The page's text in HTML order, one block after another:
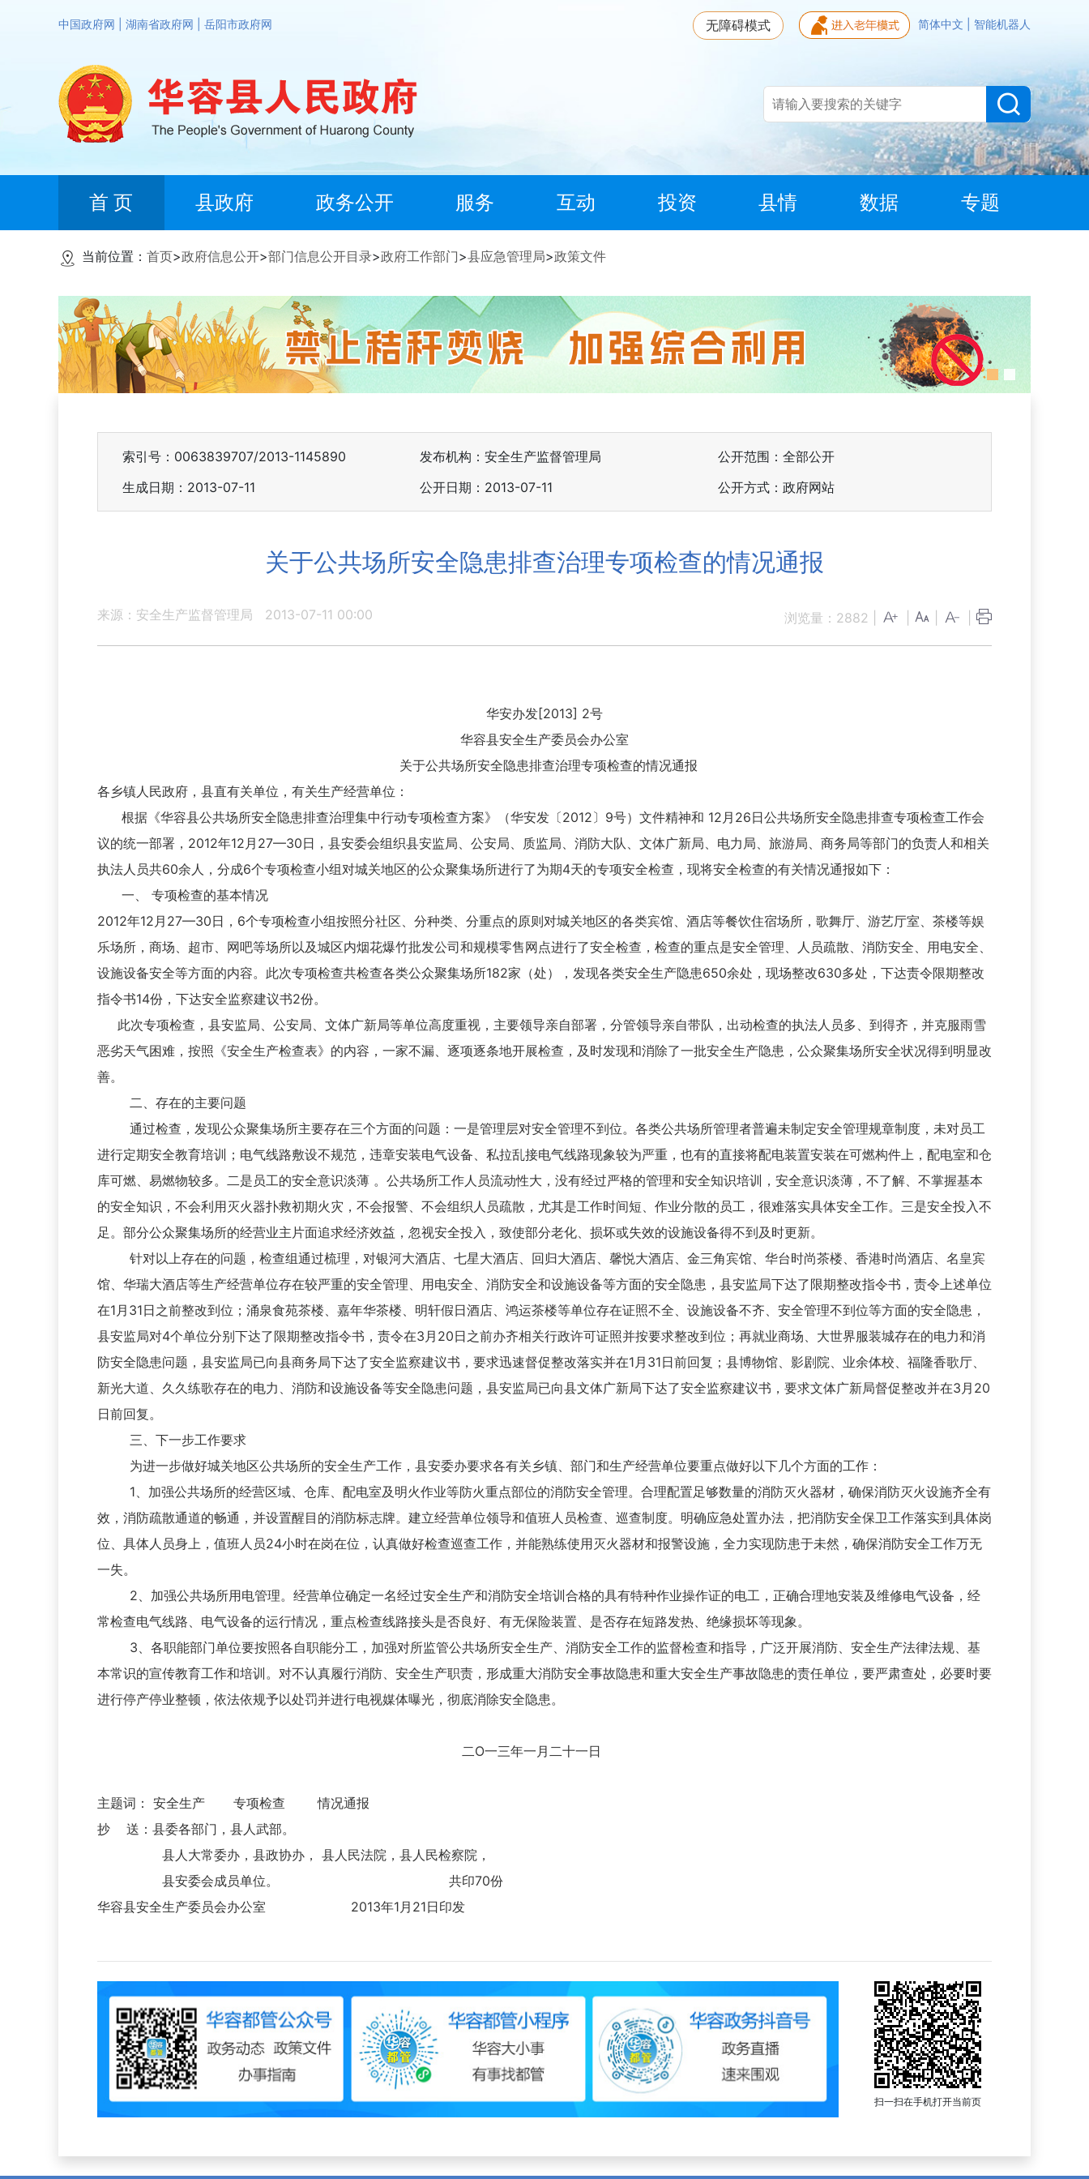
中国政府网 湖南省政府网 岳阳市政府网 简体中文 智能机器人
无障碍模式
首 页 县政府 政务公开 服务 互动 投资 县情 数据 专题
当前位置： 首页>政府信息公开>部门信息公开目录>政府工作部门>县应急管理局>政策文件
索引号：0063839707/2013-1145890 发布机构：安全生产监督管理局
公开范围：全部公开
生成日期：2013-07-11
公开日期：2013-07-11 公开方式：政府网站
关于公共场所安全隐患排查治理专项检查的情况通报
来源：安全生产监督管理局 2013-07-11 00:00 浏览量： 2882
华安办发[2013] 2号
华容县安全生产委员会办公室
关于公共场所安全隐患排查治理专项检查的情况通报
各乡镇人民政府，县直有关单位，有关生产经营单位：
根据《华容县公共场所安全隐患排查治理集中行动专项检查方案》（华安发〔2012〕9号）文件精神和 12月26日公共场所安全隐患排查专项检查工作会
议的统一部署，2012年12月27—30日，县安委会组织县安监局、公安局、质监局、消防大队、文体广新局、电力局、旅游局、商务局等部门的负责人和相关
执法人员共60余人，分成6个专项检查小组对城关地区的公众聚集场所进行了为期4天的专项安全检查，现将安全检查的有关情况通报如下：
一、 专项检查的基本情况
2012年12月27—30日，6个专项检查小组按照分社区、分种类、分重点的原则对城关地区的各类宾馆、酒店等餐饮住宿场所，歌舞厅、游艺厅室、茶楼等娱
乐场所，商场、超市、网吧等场所以及城区内烟花爆竹批发公司和规模零售网点进行了安全检查，检查的重点是安全管理、人员疏散、消防安全、用电安全、
设施设备安全等方面的内容。此次专项检查共检查各类公众聚集场所182家（处），发现各类安全生产隐患650余处，现场整改630多处，下达责令限期整改
指令书14份，下达安全监察建议书2份。
此次专项检查，县安监局、公安局、文体广新局等单位高度重视，主要领导亲自部署，分管领导亲自带队，出动检查的执法人员多、到得齐，并克服雨雪
恶劣天气困难，按照《安全生产检查表》的内容，一家不漏、逐项逐条地开展检查，及时发现和消除了一批安全生产隐患，公众聚集场所安全状况得到明显改
善。
二、存在的主要问题
通过检查，发现公众聚集场所主要存在三个方面的问题：一是管理层对安全管理不到位。各类公共场所管理者普遍未制定安全管理规章制度，未对员工
进行定期安全教育培训；电气线路敷设不规范，违章安装电气设备、私拉乱接电气线路现象较为严重，也有的直接将配电装置安装在可燃构件上，配电室和仓
库可燃、易燃物较多。二是员工的安全意识淡薄 。公共场所工作人员流动性大，没有经过严格的管理和安全知识培训，安全意识淡薄，不了解、不掌握基本
的安全知识，不会利用灭火器扑救初期火灾，不会报警、不会组织人员疏散，尤其是工作时间短、作业分散的员工，很难落实具体安全工作。三是安全投入不
足。部分公众聚集场所的经营业主片面追求经济效益，忽视安全投入，致使部分老化、损坏或失效的设施设备得不到及时更新。
针对以上存在的问题，检查组通过梳理，对银河大酒店、七星大酒店、回归大酒店、馨悦大酒店、金三角宾馆、华台时尚茶楼、香港时尚酒店、名皇宾
馆、华瑞大酒店等生产经营单位存在较严重的安全管理、用电安全、消防安全和设施设备等方面的安全隐患，县安监局下达了限期整改指令书，责令上述单位
在1月31日之前整改到位；涌泉食苑茶楼、嘉年华茶楼、明轩假日酒店、鸿运茶楼等单位存在证照不全、设施设备不齐、安全管理不到位等方面的安全隐患，
县安监局对4个单位分别下达了限期整改指令书，责令在3月20日之前办齐相关行政许可证照并按要求整改到位；再就业商场、大世界服装城存在的电力和消
防安全隐患问题，县安监局已向县商务局下达了安全监察建议书，要求迅速督促整改落实并在1月31日前回复；县博物馆、影剧院、业余体校、福隆香歌厅、
新光大道、久久练歌存在的电力、消防和设施设备等安全隐患问题，县安监局已向县文体广新局下达了安全监察建议书，要求文体广新局督促整改并在3月20
日前回复。
三、下一步工作要求
为进一步做好城关地区公共场所的安全生产工作，县安委办要求各有关乡镇、部门和生产经营单位要重点做好以下几个方面的工作：
1、加强公共场所的经营区域、仓库、配电室及明火作业等防火重点部位的消防安全管理。合理配置足够数量的消防灭火器材，确保消防灭火设施齐全有
效，消防疏散通道的畅通，并设置醒目的消防标志牌。建立经营单位领导和值班人员检查、巡查制度。明确应急处置办法，把消防安全保卫工作落实到具体岗
位、具体人员身上，值班人员24小时在岗在位，认真做好检查巡查工作，并能熟练使用灭火器材和报警设施，全力实现防患于未然，确保消防安全工作万无
一失。
2、加强公共场所用电管理。经营单位确定一名经过安全生产和消防安全培训合格的具有特种作业操作证的电工，正确合理地安装及维修电气设备，经
常检查电气线路、电气设备的运行情况，重点检查线路接头是否良好、有无保险装置、是否存在短路发热、绝缘损坏等现象。
3、各职能部门单位要按照各自职能分工，加强对所监管公共场所安全生产、消防安全工作的监督检查和指导，广泛开展消防、安全生产法律法规、基
本常识的宣传教育工作和培训。对不认真履行消防、安全生产职责，形成重大消防安全事故隐患和重大安全生产事故隐患的责任单位，要严肃查处，必要时要
进行停产停业整顿，依法依规予以处罚并进行电视媒体曝光，彻底消除安全隐患。
二O一三年一月二十一日
主题词： 安全生产 专项检查 情况通报
抄 送：县委各部门，县人武部。
县人大常委办，县政协办， 县人民法院，县人民检察院，
县安委会成员单位。 共印70份
华容县安全生产委员会办公室 2013年1月21日印发
扫一扫在手机打开当前页